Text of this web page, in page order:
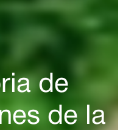
de
de la